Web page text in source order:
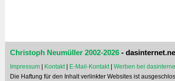
Christoph Neumüller 2002-2026 -
Impressum Kontakt| E-Mail-Kontakt| Werben bei
Die Haftung für den Inhalt verlinkter Websites ist